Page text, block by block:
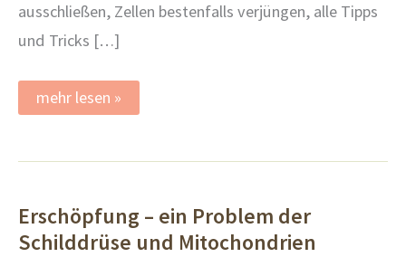
ausschließen, Zellen bestenfalls verjüngen, alle Tipps
und Tricks […]
Der
Kinderwunsch
mit
mehr lesen »
Erschöpfung – ein Problem der
Schilddrüse und Mitochondrien